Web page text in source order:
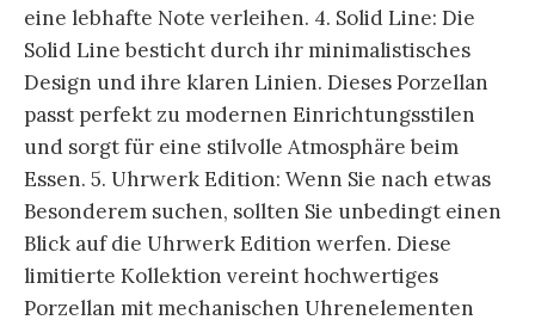
eine lebhafte Note verleihen. 4. Solid Line: Die
Solid Line besticht durch ihr minimalistisches
Design und ihre klaren Linien. Dieses Porzellan
passt perfekt zu modernen Einrichtungsstilen
und sorgt für eine stilvolle Atmosphäre beim
Essen. 5. Uhrwerk Edition: Wenn Sie nach etwas
Besonderem suchen, sollten Sie unbedingt einen
Blick auf die Uhrwerk Edition werfen. Diese
limitierte Kollektion vereint hochwertiges
Porzellan mit mechanischen Uhrenelementen